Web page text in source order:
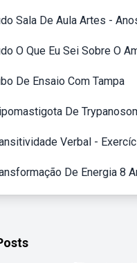
Sala De Aula Artes -
O Que Eu Sei Sobre O
De Ensaio Com Tampa
De
Verbal -
De Energia 8